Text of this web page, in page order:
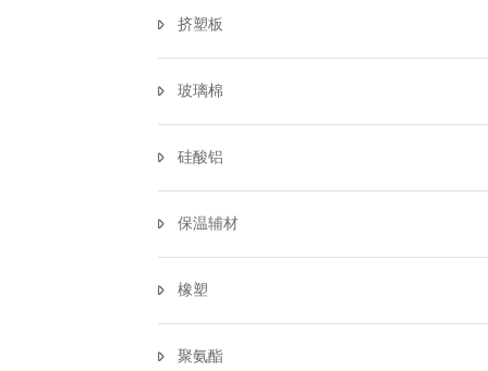
挤塑板
玻璃棉
硅酸铝
保温辅材
橡塑
聚氨酯